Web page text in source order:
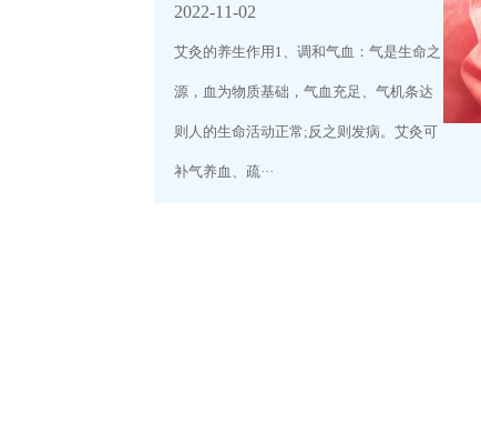
2022-11-02
艾灸的养生作用1、调和气血：气是生命之
源，血为物质基础，气血充足、气机条达
则人的生命活动正常;反之则发病。艾灸可
补气养血、疏···